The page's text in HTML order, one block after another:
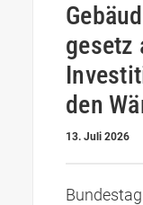
gesetz
den
13. Juli 2026